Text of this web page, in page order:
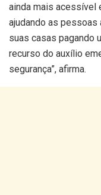
ainda mais acessível
ajudando as pessoas
suas casas pagando
recurso do auxílio
segurança”, afirma.